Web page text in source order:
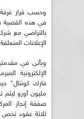
وحسب قرار غرفة
في هذه القضية
بالتراضي مع
الإعلانات
ويأتي في
الإلكترونية
صفقة إنجاز
ثلاثة عقود تخص